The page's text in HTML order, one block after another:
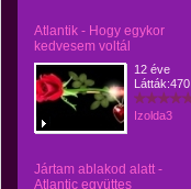
Atlantik - Hogy egykor
kedvesem voltál
12 éve
Látták:470
Izolda3
Jártam ablakod alatt -
Atlantic együttes